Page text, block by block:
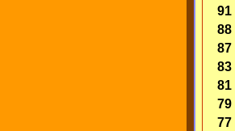
91
88
87
83
81
79
77